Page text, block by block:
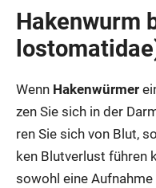
Haken­wurm
Wenn Haken­wür­mer
zen Sie sich in der
ren Sie sich von Blut,
ken Blut­ver­lust füh­ren
sowohl eine